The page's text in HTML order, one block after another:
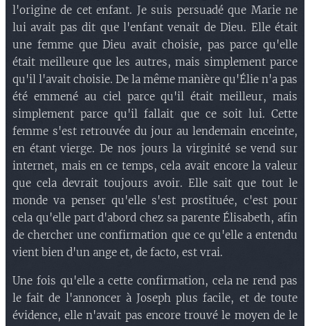
l'origine de cet enfant. Je suis persuadé que Marie ne
lui avait pas dit que l'enfant venait de Dieu. Elle était
une femme que Dieu avait choisie, pas parce qu'elle
était meilleure que les autres, mais simplement parce
qu'il l'avait choisie. De la même manière qu'Élie n'a pas
été emmené au ciel parce qu'il était meilleur, mais
simplement parce qu'il fallait que ce soit lui. Cette
femme s'est retrouvée du jour au lendemain enceinte,
en étant vierge. De nos jours la virginité se vend sur
internet, mais en ce temps, cela avait encore la valeur
que cela devrait toujours avoir. Elle sait que tout le
monde va penser qu'elle s'est prostituée, c'est pour
cela qu'elle part d'abord chez sa parente Élisabeth, afin
de chercher une confirmation que ce qu'elle a entendu
vient bien d'un ange et, de facto, est vrai.
Une fois qu'elle a cette confirmation, cela ne rend pas
le fait de l'annoncer à Joseph plus facile, et de toute
évidence, elle n'avait pas encore trouvé le moyen de le